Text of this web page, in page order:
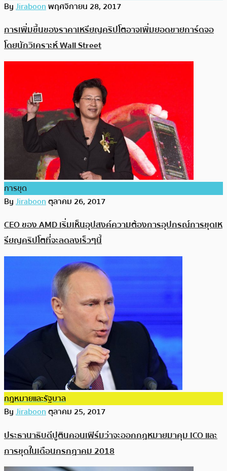
ByJiraboonพฤศจิกายน 28, 2017
การเพิ่มขึ้นของราคาเหรียญคริปโตอาจเพิ่มยอดขายการ์ดจอ
โดยนักวิเคราะห์ Wall Street
การขุด
ByJiraboonตุลาคม 26, 2017
CEO ของ AMD เริ่มเห็นอุปสงค์ความต้องการอุปกรณ์การขุดเห
รียญคริปโตที่จะลดลงเร็วๆนี้
กฎหมายและรัฐบาล
ByJiraboonตุลาคม 25, 2017
ประธานาธิบดีปูตินคอนเฟิร์มว่าจะออกกฎหมายมาคุม ICO และ
การขุดในเดือนกรกฎาคม 2018